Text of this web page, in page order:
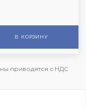
В КОРЗИНУ
приводятся с НДС